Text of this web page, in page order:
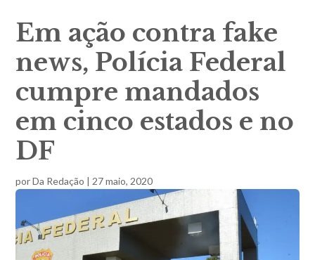
Em ação contra fake
news, Polícia Federal
cumpre mandados
em cinco estados e no
DF
porDa Redação | 27 maio, 2020